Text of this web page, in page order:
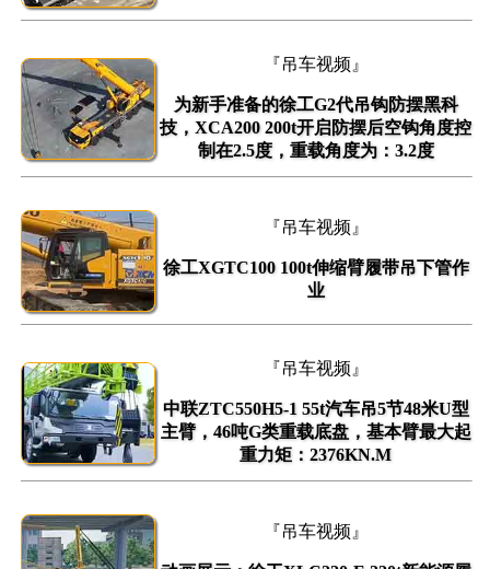
『吊车视频』
为新手准备的徐工G2代吊钩防摆黑科
技，XCA200 200t开启防摆后空钩角度控
制在2.5度，重载角度为：3.2度
『吊车视频』
徐工XGTC100 100t伸缩臂履带吊下管作
业
『吊车视频』
中联ZTC550H5-1 55t汽车吊5节48米U型
主臂，46吨G类重载底盘，基本臂最大起
重力矩：2376KN.M
『吊车视频』